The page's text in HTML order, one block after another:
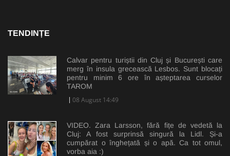
TENDINȚE
Calvar pentru turiștii din Cluj și București care
merg în insula grecească Lesbos. Sunt blocați
pentru minim 6 ore în așteptarea curselor
TAROM
08 August 14:49
VIDEO. Zara Larsson, fără fițe de vedetă la
Cluj: A fost surprinsă singură la Lidl. Și-a
cumpărat o înghețată și o apă. Ca tot omul,
vorba aia :)